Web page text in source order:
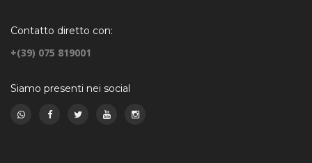
Contatto diretto con:
+(39) 075 819001
Siamo presenti nei social